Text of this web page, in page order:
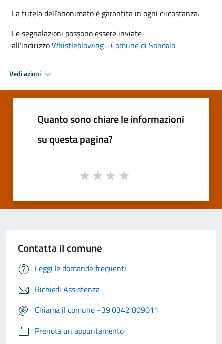
La tutela dell’anonimato è garantita in ogni circostanza.
Le segnalazioni possono essere inviate
all’indirizzoWhistleblowing - Comune di Sondalo
Vedi azioni
Quanto sono chiare le informazioni
su questa pagina?
Contatta il comune
Leggi le domande frequenti
Richiedi Assistenza
Chiama il comune +39 0342 809011
Prenota un appuntamento